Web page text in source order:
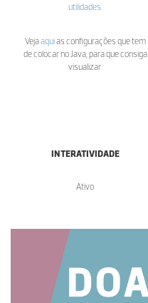
utilidades
Vejaaquias configurações que tem
de colocar no Java, para que consiga
visualizar.
INTERATIVIDADE
Ativo